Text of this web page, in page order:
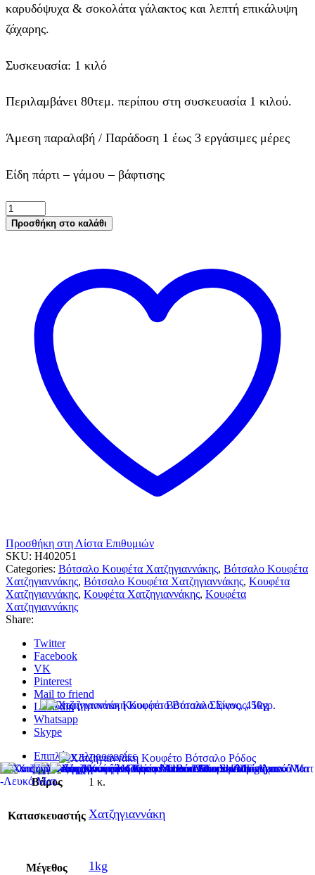
καρυδόψυχα & σοκολάτα γάλακτος και λεπτή επικάλυψη
ζάχαρης.
Συσκευασία: 1 κιλό
Περιλαμβάνει 80τεμ. περίπου στη συσκευασία 1 κιλού.
Άμεση παραλαβή / Παράδοση 1 έως 3 εργάσιμες μέρες
Είδη πάρτι – γάμου – βάφτισης
Χατζηγιαννάκη
Κουφέτο
Βότσαλο
Προσθήκη στο καλάθι
Προσθήκη στη Λίστα Επιθυμιών
SKU: H402051
Categories: Βότσαλο Κουφέτα Χατζηγιαννάκης, Βότσαλο Κουφέτα
Χατζηγιαννάκης, Βότσαλο Κουφέτα Χατζηγιαννάκης, Κουφέτα
Χατζηγιαννάκης, Κουφέτα Χατζηγιαννάκης, Κουφέτα
Χατζηγιαννάκης
Share:
Twitter
Facebook
VK
Pinterest
Mail to friend
Linkedin
Whatsapp
Skype
Επιπλέον πληροφορίες
Βάρος 1 κ.
Κατασκευαστής Χατζηγιαννάκη
Μέγεθος 1kg